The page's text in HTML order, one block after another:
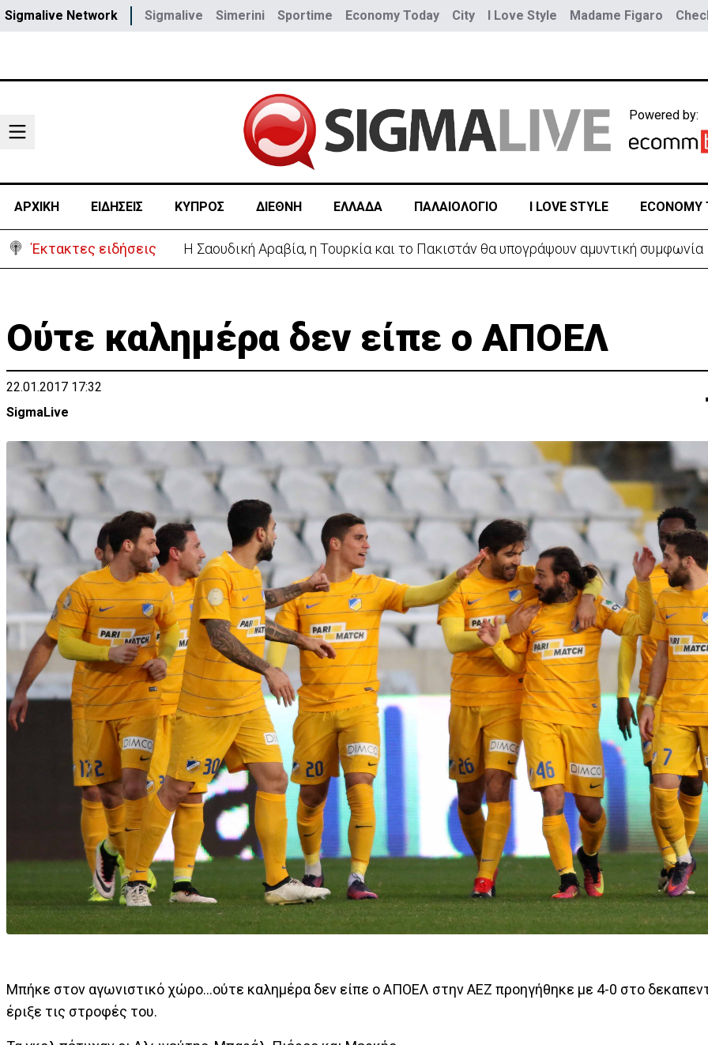
Sigmalive Network Sigmalive Simerini Sportime Economy Today City I Love Style Madame Figaro
Powered by:
ΑΡΧΙΚΗ ΕΙΔΗΣΕΙΣ ΚΥΠΡΟΣ ΔΙΕΘΝΗ ΕΛΛΑΔΑ ΠΑΛΑΙΟΛΟΓΙΟ I LOVE STYLE ECONOMY
Έκτακτες ειδήσεις Η Σαουδική Αραβία, η Τουρκία και το Πακιστάν θα υπογράψουν αμυντική συμφωνία
Ούτε καλημέρα δεν είπε ο ΑΠΟΕΛ
22.01.2017 17:32
SigmaLive
Μπήκε στον αγωνιστικό χώρο...ούτε καλημέρα δεν είπε ο ΑΠΟΕΛ στην ΑΕΖ προηγήθηκε με 4-0 στο
έριξε τις στροφές του.